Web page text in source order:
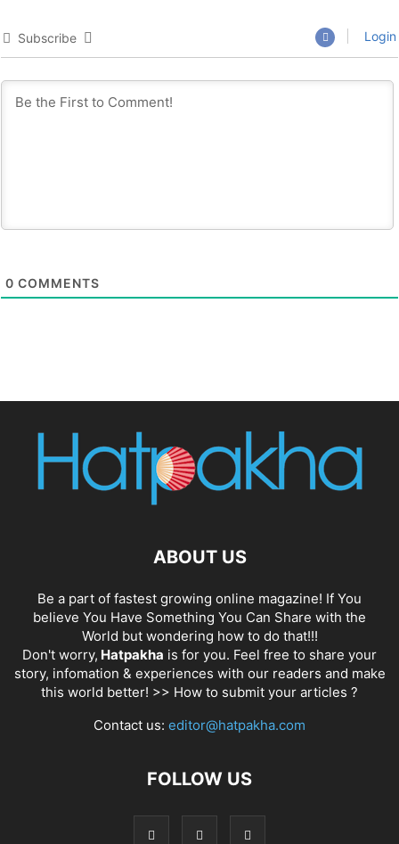
Subscribe Login
0 COMMENTS
ABOUT US
Be a part of fastest growing online magazine! If You
believe You Have Something You Can Share with the
World but wondering how to do that!!!
Don't worry, Hatpakha is for you. Feel free to share your
story, infomation & experiences with our readers and make
this world better! >> How to submit your articles ?
Contact us: editor@hatpakha.com
FOLLOW US